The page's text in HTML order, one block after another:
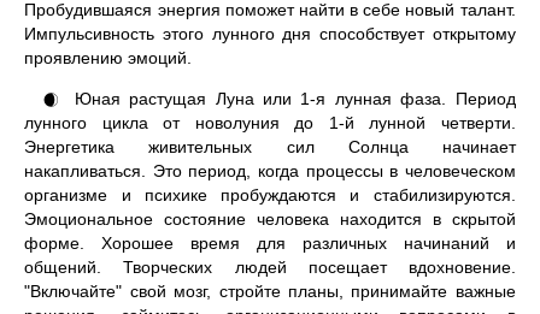
Пробудившаяся энергия поможет найти в себе новый талант.
Импульсивность этого лунного дня способствует открытому
проявлению эмоций.
🌒
Юная растущая Луна или 1-я лунная фаза. Период
лунного цикла от новолуния до 1-й лунной четверти.
Энергетика живительных сил Солнца начинает
накапливаться. Это период, когда процессы в человеческом
организме и психике пробуждаются и стабилизируются.
Эмоциональное состояние человека находится в скрытой
форме. Хорошее время для различных начинаний и
общений. Творческих людей посещает вдохновение.
"Включайте" свой мозг, стройте планы, принимайте важные